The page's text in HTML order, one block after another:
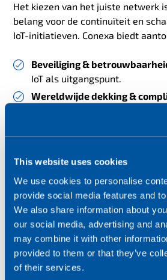
This website uses cookies
We use cookies to personalise
provide social media features and
We also share information about
our social media, advertising and
may combine it with other
provided to them or that they’ve
of their services.
Het kiezen van het juiste netwerk
belang voor de continuïteit en
IoT-initiatieven. Conexa biedt
Beveiliging &
IoT als uitgangspunt.
Wereldwijde dekking &
Flexibiliteit– Ondersteuning
Conexa: de toekomst van
Met een eigen core-netwerk,
realtime beheermogelijkheden is
organisaties die willen groeien met